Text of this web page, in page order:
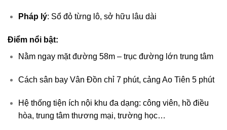
Pháp lý: Sổ đỏ từng lô, sở hữu lâu dài
Điểm nổi bật:
Nằm ngay mặt đường 58m – trục đường lớn trung tâm
Cách sân bay Vân Đồn chỉ 7 phút, cảng Ao Tiên 5 phút
Hệ thống tiện ích nội khu đa dạng: công viên, hồ điều
hòa, trung tâm thương mại, trường học…